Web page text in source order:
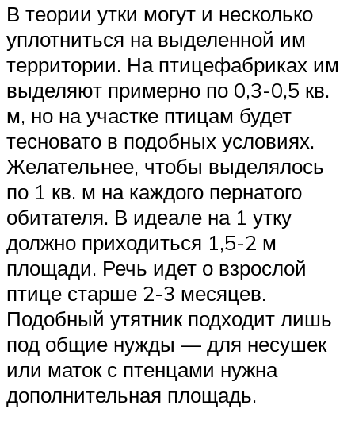
В теории утки могут и несколько
уплотниться на выделенной им
территории. На птицефабриках им
выделяют примерно по 0,3-0,5 кв.
м, но на участке птицам будет
тесновато в подобных условиях.
Желательнее, чтобы выделялось
по 1 кв. м на каждого пернатого
обитателя. В идеале на 1 утку
должно приходиться 1,5-2 м
площади. Речь идет о взрослой
птице старше 2-3 месяцев.
Подобный утятник подходит лишь
под общие нужды — для несушек
или маток с птенцами нужна
дополнительная площадь.